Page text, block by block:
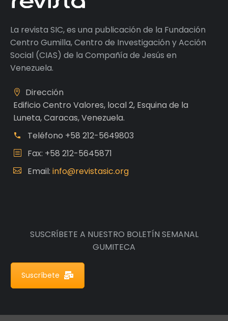
La revista SIC, es una publicación de la Fundación
Centro Gumilla, Centro de Investigación y Acción
Social (CIAS) de la Compañía de Jesús en
Venezuela.
Dirección
Edificio Centro Valores, local 2, Esquina de la
Luneta, Caracas, Venezuela.
Teléfono +58 212-5649803
Fax: +58 212-5645871
Email: info@revistasic.org
SUSCRÍBETE A NUESTRO BOLETÍN SEMANAL
GUMITECA
Suscríbete